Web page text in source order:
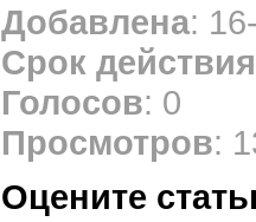
Добавлена:
Срок действия
Голосов: 0
Просмотров:
Оцените